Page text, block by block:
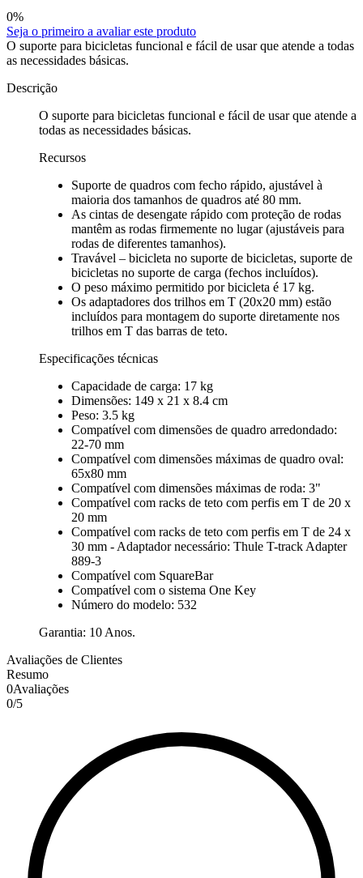
0%
Seja o primeiro a avaliar este produto
O suporte para bicicletas funcional e fácil de usar que atende a todas
as necessidades básicas.
Descrição
O suporte para bicicletas funcional e fácil de usar que atende a
todas as necessidades básicas.
Recursos
Suporte de quadros com fecho rápido, ajustável à
maioria dos tamanhos de quadros até 80 mm.
As cintas de desengate rápido com proteção de rodas
mantêm as rodas firmemente no lugar (ajustáveis para
rodas de diferentes tamanhos).
Travável – bicicleta no suporte de bicicletas, suporte de
bicicletas no suporte de carga (fechos incluídos).
O peso máximo permitido por bicicleta é 17 kg.
Os adaptadores dos trilhos em T (20x20 mm) estão
incluídos para montagem do suporte diretamente nos
trilhos em T das barras de teto.
Especificações técnicas
Capacidade de carga: 17 kg
Dimensões: 149 x 21 x 8.4 cm
Peso: 3.5 kg
Compatível com dimensões de quadro arredondado:
22-70 mm
Compatível com dimensões máximas de quadro oval:
65x80 mm
Compatível com dimensões máximas de roda: 3"
Compatível com racks de teto com perfis em T de 20 x
20 mm
Compatível com racks de teto com perfis em T de 24 x
30 mm - Adaptador necessário: Thule T-track Adapter
889-3
Compatível com SquareBar
Compatível com o sistema One Key
Número do modelo: 532
Garantia: 10 Anos.
Avaliações de Clientes
Resumo
0Avaliações
0/5